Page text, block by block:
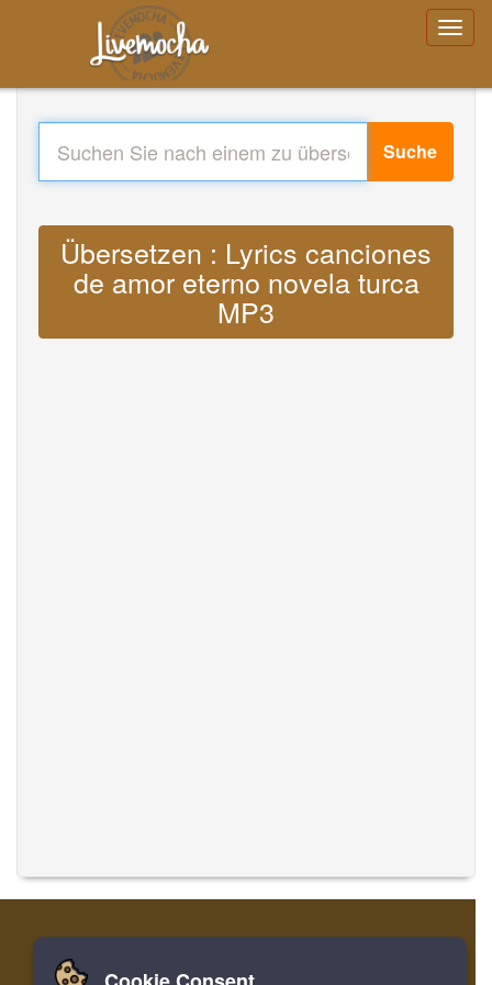
Suche
Übersetzen : Lyrics canciones
de amor eterno novela turca
MP3